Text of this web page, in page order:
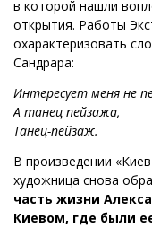
в которой нашли
открытия. Работы
охарактеризовать
Сандрара:
Интересует меня не
А танец пейзажа,
Танец-пейзаж.
В произведении
художница снова
часть жизни
Киевом, где были